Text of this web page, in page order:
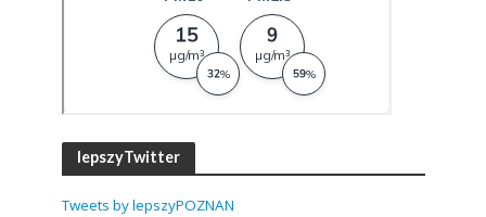
lepszyTwitter
Tweets by lepszyPOZNAN